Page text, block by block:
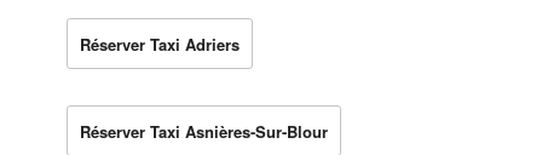
Réserver Taxi Adriers
Réserver Taxi Asnières-Sur-Blour